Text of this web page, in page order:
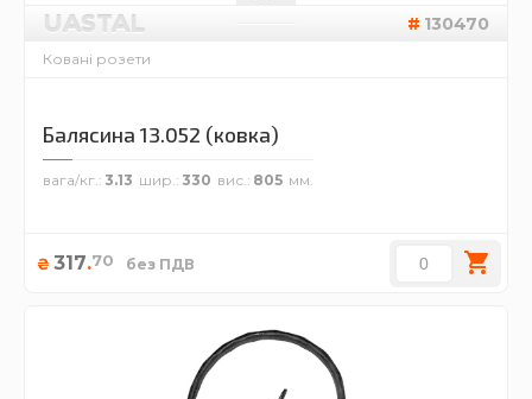
UASTAL 130470
Ковані розети
Балясина 13.052 (ковка)
вага/кг. 3.13 шир. 330 вис. 805
₴ 317.70 без ПДВ